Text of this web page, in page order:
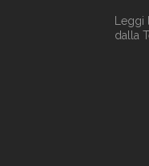
Leggi
dalla